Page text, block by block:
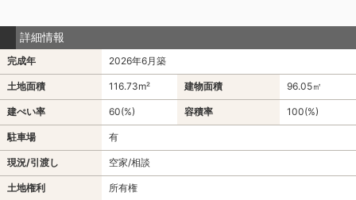
詳細情報
完成年 2026年6月築
土地面積 116.73m² 建物面積 96.05㎡
建ぺい率 60(%) 容積率 100(%)
駐車場 有
現況/引渡し 空家/相談
土地権利 所有権